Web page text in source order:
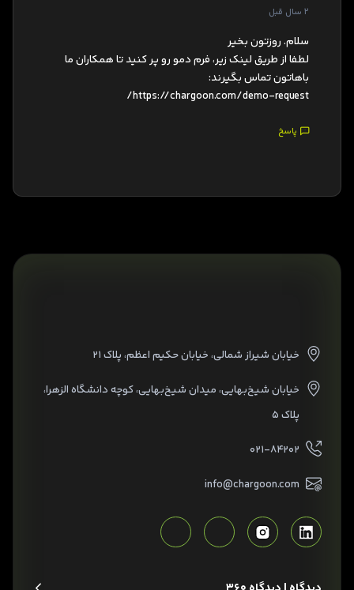
2 سال قبل
سلام. روزتون بخیر
لطفا از طریق لینک زیر، فرم دمو رو پر کنید تا همکاران ما
باهاتون تماس بگیرند:
https://chargoon.com/demo-request/
پاسخ
خیابان شیراز شمالی، خیابان حکیم اعظم، پلاک ۲۱
خیابان شیخ‌بهایی، میدان شیخ‌بهایی، کوچه دانشگاه الزهرا،
پلاک ۵
۰۲۱-۸۴۲۰۲
info@chargoon.com